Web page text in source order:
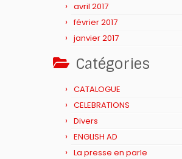
avril 2017
février 2017
janvier 2017
Catégories
CATALOGUE
CELEBRATIONS
Divers
ENGLISH AD
La presse en parle